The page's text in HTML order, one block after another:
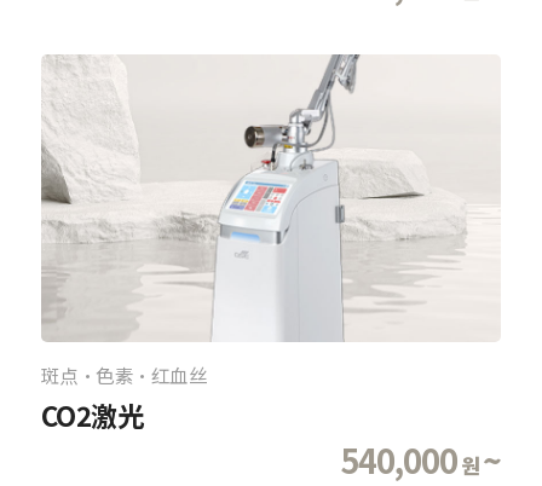
斑点·色素·红血丝
CO2激光
540,000원~